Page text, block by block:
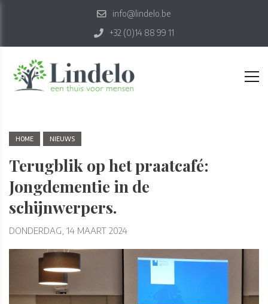
info@lindelo.be
+32 (0)14 88 99 11
HOME NIEUWS
Terugblik op het praatcafé:
Jongdementie in de
schijnwerpers.
DONDERDAG, 14 MAART 2024